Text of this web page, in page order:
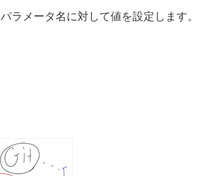
ラメータ名に対して値を設定します。